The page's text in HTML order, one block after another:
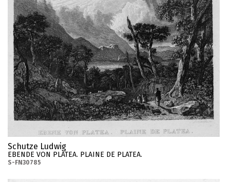
Schutze Ludwig
EBENDE VON PLATEA. PLAINE DE PLATEA.
S-FN30785